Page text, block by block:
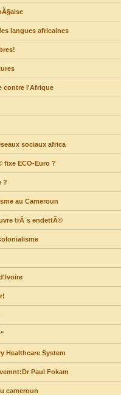
langues africaines
contre l'Afrique
sociaux africa
fixe ECO-Euro ?
?
au Cameroun
trÃ¨s endettÃ©
Healthcare System
Paul Fokam
cameroun